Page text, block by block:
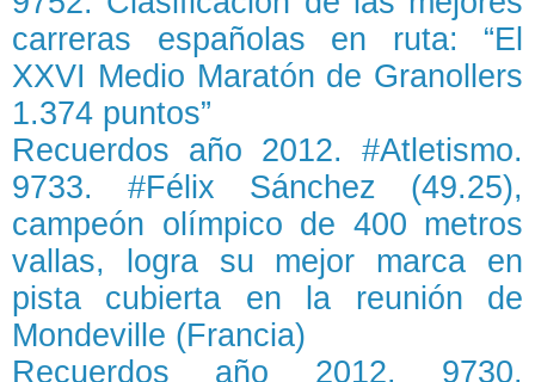
carreras españolas en ruta: “El
XXVI Medio Maratón de Granollers
1.374 puntos”
Recuerdos año 2012. #Atletismo.
9733. #Félix Sánchez (49.25),
campeón olímpico de 400 metros
vallas, logra su mejor marca en
pista cubierta en la reunión de
Mondeville (Francia)
Recuerdos año 2012. 9730.